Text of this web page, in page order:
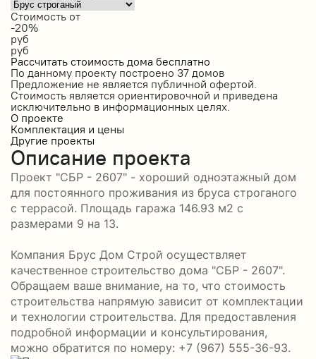
Стоимость от
-20%
руб
руб
Рассчитать стоимость дома бесплатно
По данному проекту построено 37 домов
Предложение не является публичной офертой.
Стоимость является ориентировочной и приведена
исключительно в информационных целях.
О проекте
Комплектация и цены
Другие проекты
Описание проекта
Проект "СБР - 2607" - хороший одноэтажный дом
для постоянного проживания из бруса строганого
с террасой. Площадь гаража 146.93 м2 с
размерами 9 на 13.
Компания Брус Дом Строй осуществляет
качественное строительство дома "СБР - 2607".
Обращаем ваше внимание, на то, что стоимость
строительства напрямую зависит от комплектации
и технологии строительства. Для предоставления
подробной информации и консультирования,
можно обратится по номеру: +7 (967) 555-36-93.